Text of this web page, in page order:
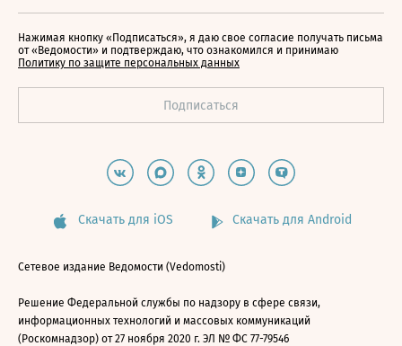
Нажимая кнопку «Подписаться», я даю свое согласие получать письма
от «Ведомости» и подтверждаю, что ознакомился и принимаю
Политику по защите персональных данных
Скачать для iOS Скачать для Android
Сетевое издание Ведомости (Vedomosti)
Решение Федеральной службы по надзору в сфере связи,
информационных технологий и массовых коммуникаций
(Роскомнадзор) от 27 ноября 2020 г. ЭЛ № ФС 77-79546